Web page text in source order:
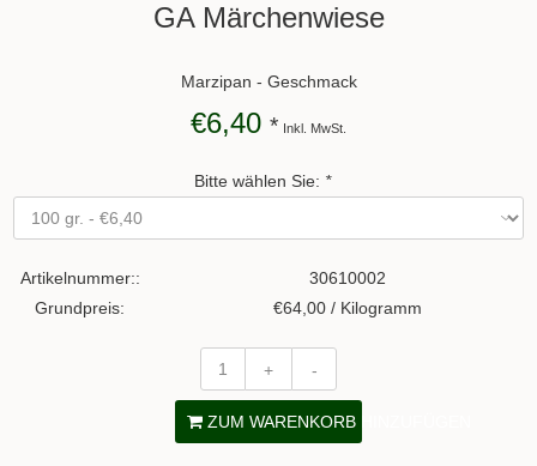
GA Märchenwiese
Marzipan - Geschmack
€6,40 * Inkl. MwSt.
Bitte wählen Sie: *
Artikelnummer::
30610002
Grundpreis:
€64,00 / Kilogramm
+ -
ZUM WARENKORB HINZUFÜGEN